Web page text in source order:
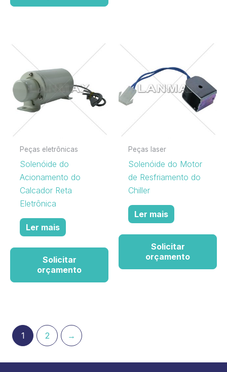
Peças eletrônicas
Solenóide do
Acionamento do
Calcador Reta
Eletrônica
Ler mais
Solicitar
orçamento
Peças laser
Solenóide do Motor
de Resfriamento do
Chiller
Ler mais
Solicitar
orçamento
1 2 →